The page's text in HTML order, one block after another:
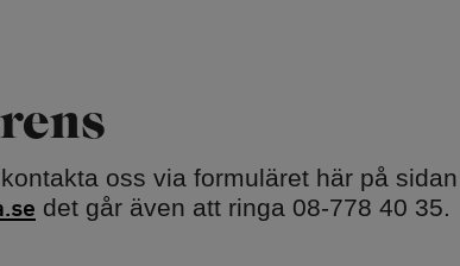
oss via formuläret här på sidan
det går även att ringa 08-778 40 35.